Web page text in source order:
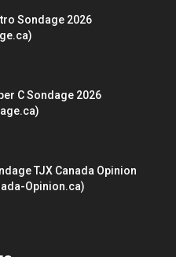
Sondage 2026
C Sondage 2026
TJX Canada Opinion
Opinion.ca)